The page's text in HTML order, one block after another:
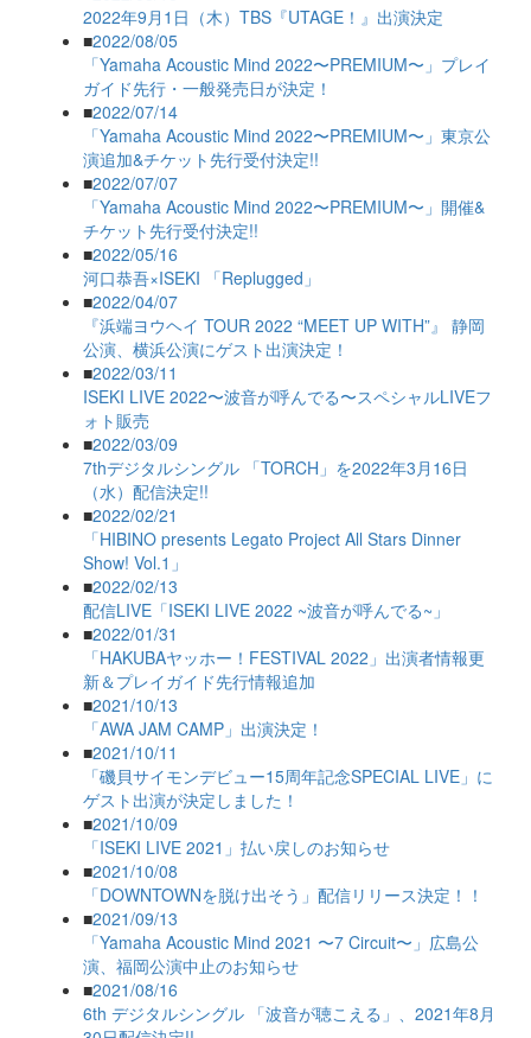
2022年9月1日（木）TBS『UTAGE！』出演決定
■2022/08/05
「Yamaha Acoustic Mind 2022〜PREMIUM〜」プレイ
ガイド先行・一般発売日が決定！
■2022/07/14
「Yamaha Acoustic Mind 2022〜PREMIUM〜」東京公
演追加&チケット先行受付決定!!
■2022/07/07
「Yamaha Acoustic Mind 2022〜PREMIUM〜」開催&
チケット先行受付決定!!
■2022/05/16
河口恭吾×ISEKI 「Replugged」
■2022/04/07
『浜端ヨウヘイ TOUR 2022 “MEET UP WITH”』 静岡
公演、横浜公演にゲスト出演決定！
■2022/03/11
ISEKI LIVE 2022〜波音が呼んでる〜スペシャルLIVEフ
ォト販売
■2022/03/09
7thデジタルシングル 「TORCH」を2022年3月16日
（水）配信決定!!
■2022/02/21
「HIBINO presents Legato Project All Stars Dinner
Show! Vol.1」
■2022/02/13
配信LIVE「ISEKI LIVE 2022 ~波音が呼んでる~」
■2022/01/31
「HAKUBAヤッホー！FESTIVAL 2022」出演者情報更
新＆プレイガイド先行情報追加
■2021/10/13
「AWA JAM CAMP」出演決定！
■2021/10/11
「磯貝サイモンデビュー15周年記念SPECIAL LIVE」に
ゲスト出演が決定しました！
■2021/10/09
「ISEKI LIVE 2021」払い戻しのお知らせ
■2021/10/08
「DOWNTOWNを脱け出そう」配信リリース決定！！
■2021/09/13
「Yamaha Acoustic Mind 2021 〜7 Circuit〜」広島公
演、福岡公演中止のお知らせ
■2021/08/16
6th デジタルシングル 「波音が聴こえる」、2021年8月